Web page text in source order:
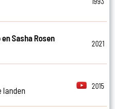
Sasha Rosen
2021
landen
2015